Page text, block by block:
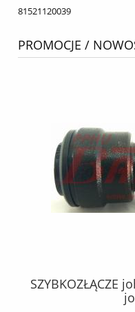
81521120039
PROMOCJE /
SZYBKOZŁĄCZE